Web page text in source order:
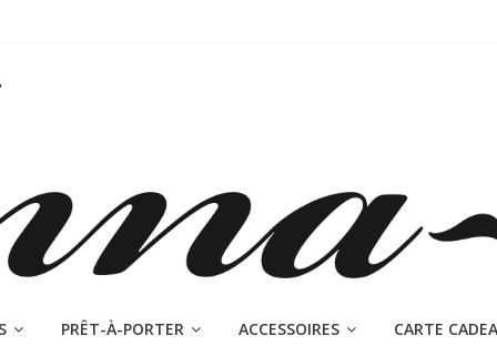
PRÊT-À-PORTER ACCESSOIRES CARTE